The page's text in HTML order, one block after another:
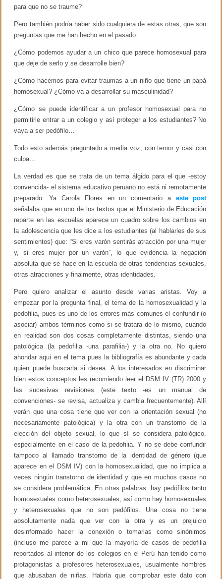
para que no se traume?
Pero también podría haber sido cualquiera de estas otras, que son
preguntas que me han hecho en el pasado:
¿Cómo podemos ayudar a un chico que parece homosexual para
que deje de serlo y se desarrolle bien?
¿Cómo hacemos para evitar traumas a un niño que tiene un papá
homosexual? ¿Cómo va a desarrollar su masculinidad?
¿Cómo se puede identificar a un profesor homosexual para no
permitirle entrar a un colegio y así proteger a los estudiantes? No
vaya a ser pedófilo…
Todo esto además preguntado a media voz, con temor y casi con
culpa…
La verdad es que se trata de un tema álgido para el que -estoy
convencida- el sistema educativo peruano no está ni remotamente
preparado. Ya Carola Flores en un comentario a este post
señalaba que en uno de los textos que el Ministerio de Educación
reparte en las escuelas aparece un cuadro sobre los cambios en
la adolescencia que les dice a los estudiantes (al hablarles de sus
sentimientos) que: “Si eres varón sentirás atracción por una mujer
y, si eres mujer por un varón”, lo que evidencia la negación
absoluta que se hace en la escuela de otras tendencias sexuales,
otras atracciones y finalmente, otras identidades.
Pero quiero analizar el asunto desde varias aristas. Voy a
empezar por la pregunta final, el tema de la homosexualidad y la
pedofilia, pues es uno de los errores más comunes el confundir (o
asociar) ambos términos como si se tratara de lo mismo, cuando
en realidad son dos cosas completamente distintas, siendo una
patológica (la pedofilia -una parafilia-) y la otra no. No quiero
ahondar aquí en el tema pues la bibliografía es abundante y cada
quien puede buscarla si desea. A los interesados en discriminar
bien estos conceptos les recomiendo leer el DSM IV (TR) 2000 y
las sucesivas revisiones (este texto -es un manual de
convenciones- se revisa, actualiza y cambia frecuentemente). Allí
verán que una cosa tiene que ver con la orientación sexual (no
necesariamente patológica) y la otra con un transtorno de la
elección del objeto sexual, lo que sí se considera patológico,
especialmente en el caso de la pedofilia. Y no se debe confundir
tampoco al llamado transtorno de la identidad de género (que
aparece en el DSM IV) con la homosexualidad, que no implica a
veces ningún transtorno de identidad y que en muchos casos no
se considera problemática. En otras palabras: hay pedófilos tanto
homosexuales como heterosexuales, así como hay homosexuales
y heterosexuales que no son pedófilos. Una cosa no tiene
absolutamente nada que ver con la otra y es un prejuicio
desinformado hacer la conexión o tomarlas como sinónimos
(incluso me parece a mi que la mayoría de casos de pedofilia
reportados al interior de los colegios en el Perú han tenido como
protagonistas a profesores heterosexuales, usualmente hombres
que abusaban de niñas. Habría que comprobar este dato con